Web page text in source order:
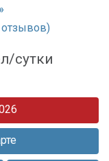
сутки